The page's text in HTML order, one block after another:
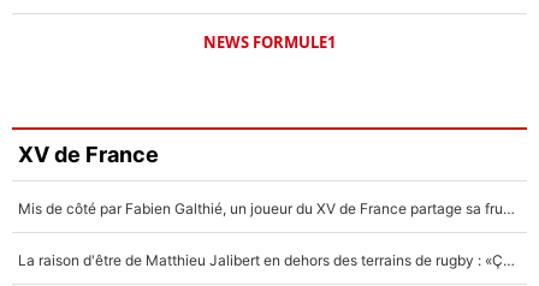
NEWS FORMULE1
XV de France
Mis de côté par Fabien Galthié, un joueur du XV de France partage sa frustration : «ils ne me l’ont pas dit tout de suite»
La raison d'être de Matthieu Jalibert en dehors des terrains de rugby : «Ça m'atteint autant que si tu touches à un membre de ma famille»